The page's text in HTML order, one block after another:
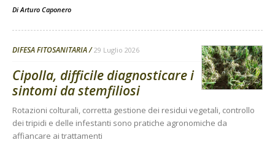
DiArturo Caponero
DIFESA FITOSANITARIA 29 Luglio 2026
Cipolla, difficile diagnosticare i
sintomi da stemfiliosi
Rotazioni colturali, corretta gestione dei residui vegetali, controllo
dei tripidi e delle infestanti sono pratiche agronomiche da
affiancare ai trattamenti